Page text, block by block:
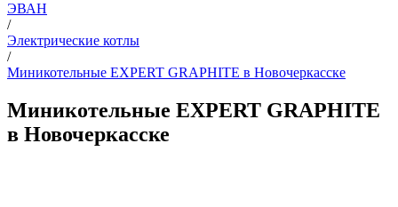
ЭВАН
/
Электрические котлы
/
Миникотельные EXPERT GRAPHITE в Новочеркасске
Миникотельные EXPERT GRAPHITE
в Новочеркасске